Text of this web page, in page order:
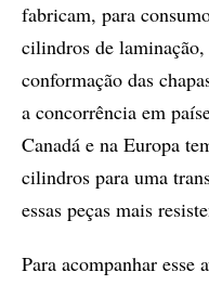
fabricam, para
cilindros de laminação,
conformação das
a concorrência em
Canadá e na Europa
cilindros para uma
essas peças mais
Para acompanhar